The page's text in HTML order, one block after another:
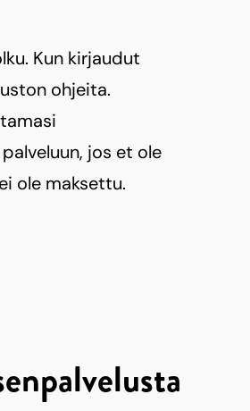
Kun kirjaudut
ohjeita.
jos et ole
ole maksettu.